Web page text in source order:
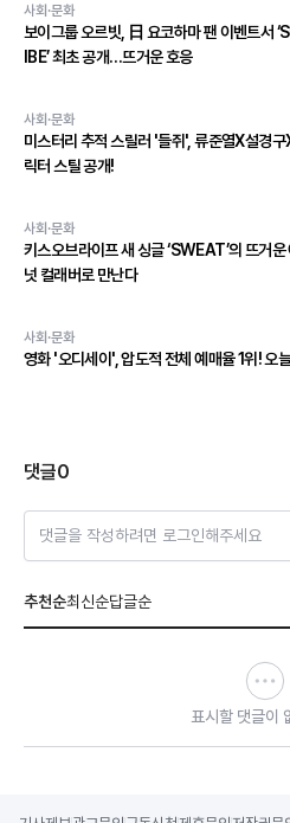
사회·문화
보이그룹 오르빗, 日 요코하마 팬 이벤트서
IBE’ 최초 공개…뜨거운 호응
사회·문화
미스터리 추적 스릴러 '들쥐', 류준열X설경구
릭터 스틸 공개!
사회·문화
키스오브라이프 새 싱글 ‘SWEAT’의 뜨거운
넛 컬래버로 만난다
사회·문화
영화 '오디세이', 압도적 전체 예매율 1
댓글0
댓글을 작성하려면 로그인해주세요
추천순최신순답글순
표시할 댓글이